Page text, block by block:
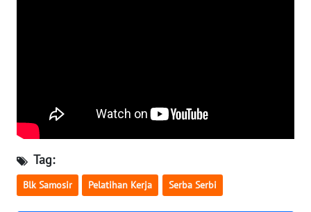
Tag:
Blk Samosir Pelatihan Kerja Serba Serbi
KALTENG
WN
KALTARA